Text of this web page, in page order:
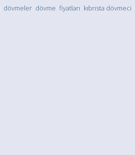
dövmeler dövme fiyatları kıbrısta dövmeci